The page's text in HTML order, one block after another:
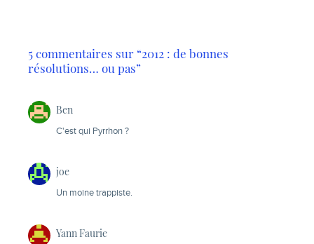
5 commentaires sur “2012 : de bonnes
résolutions… ou pas”
Ben
C'est qui Pyrrhon ?
joe
Un moine trappiste.
Yann Faurie